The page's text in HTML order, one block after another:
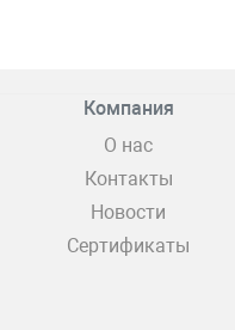
Компания
О нас
Контакты
Новости
Сертификаты